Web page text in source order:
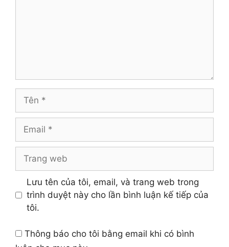
Tên
Email
Trang
Lưu tên của tôi, email, và trang web trong
trình duyệt này cho lần bình luận kế tiếp của
tôi.
Thông báo cho tôi bằng email khi có bình